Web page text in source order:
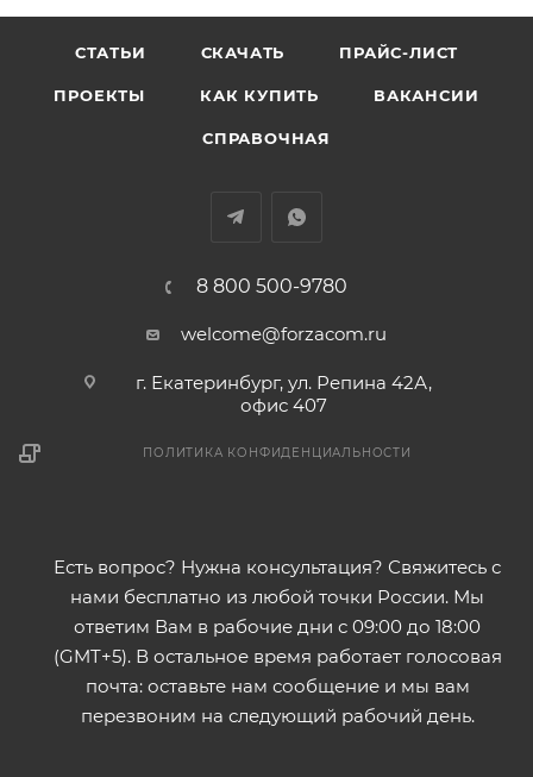
СТАТЬИ СКАЧАТЬ ПРАЙС-ЛИСТ
ПРОЕКТЫ КАК КУПИТЬ ВАКАНСИИ
СПРАВОЧНАЯ
8 800 500-9780
welcome@forzacom.ru
г. Екатеринбург, ул. Репина 42А,
офис 407
ПОЛИТИКА КОНФИДЕНЦИАЛЬНОСТИ
Есть вопрос? Нужна консультация? Свяжитесь с
нами бесплатно из любой точки России. Мы
ответим Вам в рабочие дни с 09:00 до 18:00
(GMT+5). В остальное время работает голосовая
почта: оставьте нам сообщение и мы вам
перезвоним на следующий рабочий день.